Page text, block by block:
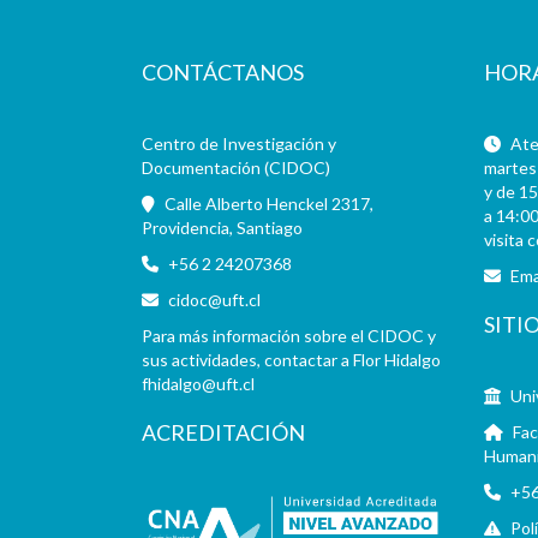
CONTÁCTANOS
Centro de Investigación y
Documentación (CIDOC)
Calle Alberto Henckel 2317,
Providencia, Santiago
+56 2 24207368
cidoc@uft.cl
Para más información sobre el CIDOC y
sus actividades, contactar a Flor Hidalgo
fhidalgo@uft.cl
ACREDITACIÓN
y de
a
visita